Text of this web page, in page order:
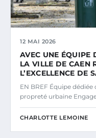
12 MAI 2026
AVEC UNE ÉQUIPE
LA VILLE DE CAEN
L’EXCELLENCE DE
EN BREF Équipe dédiée
propreté urbaine
CHARLOTTE LEMOINE